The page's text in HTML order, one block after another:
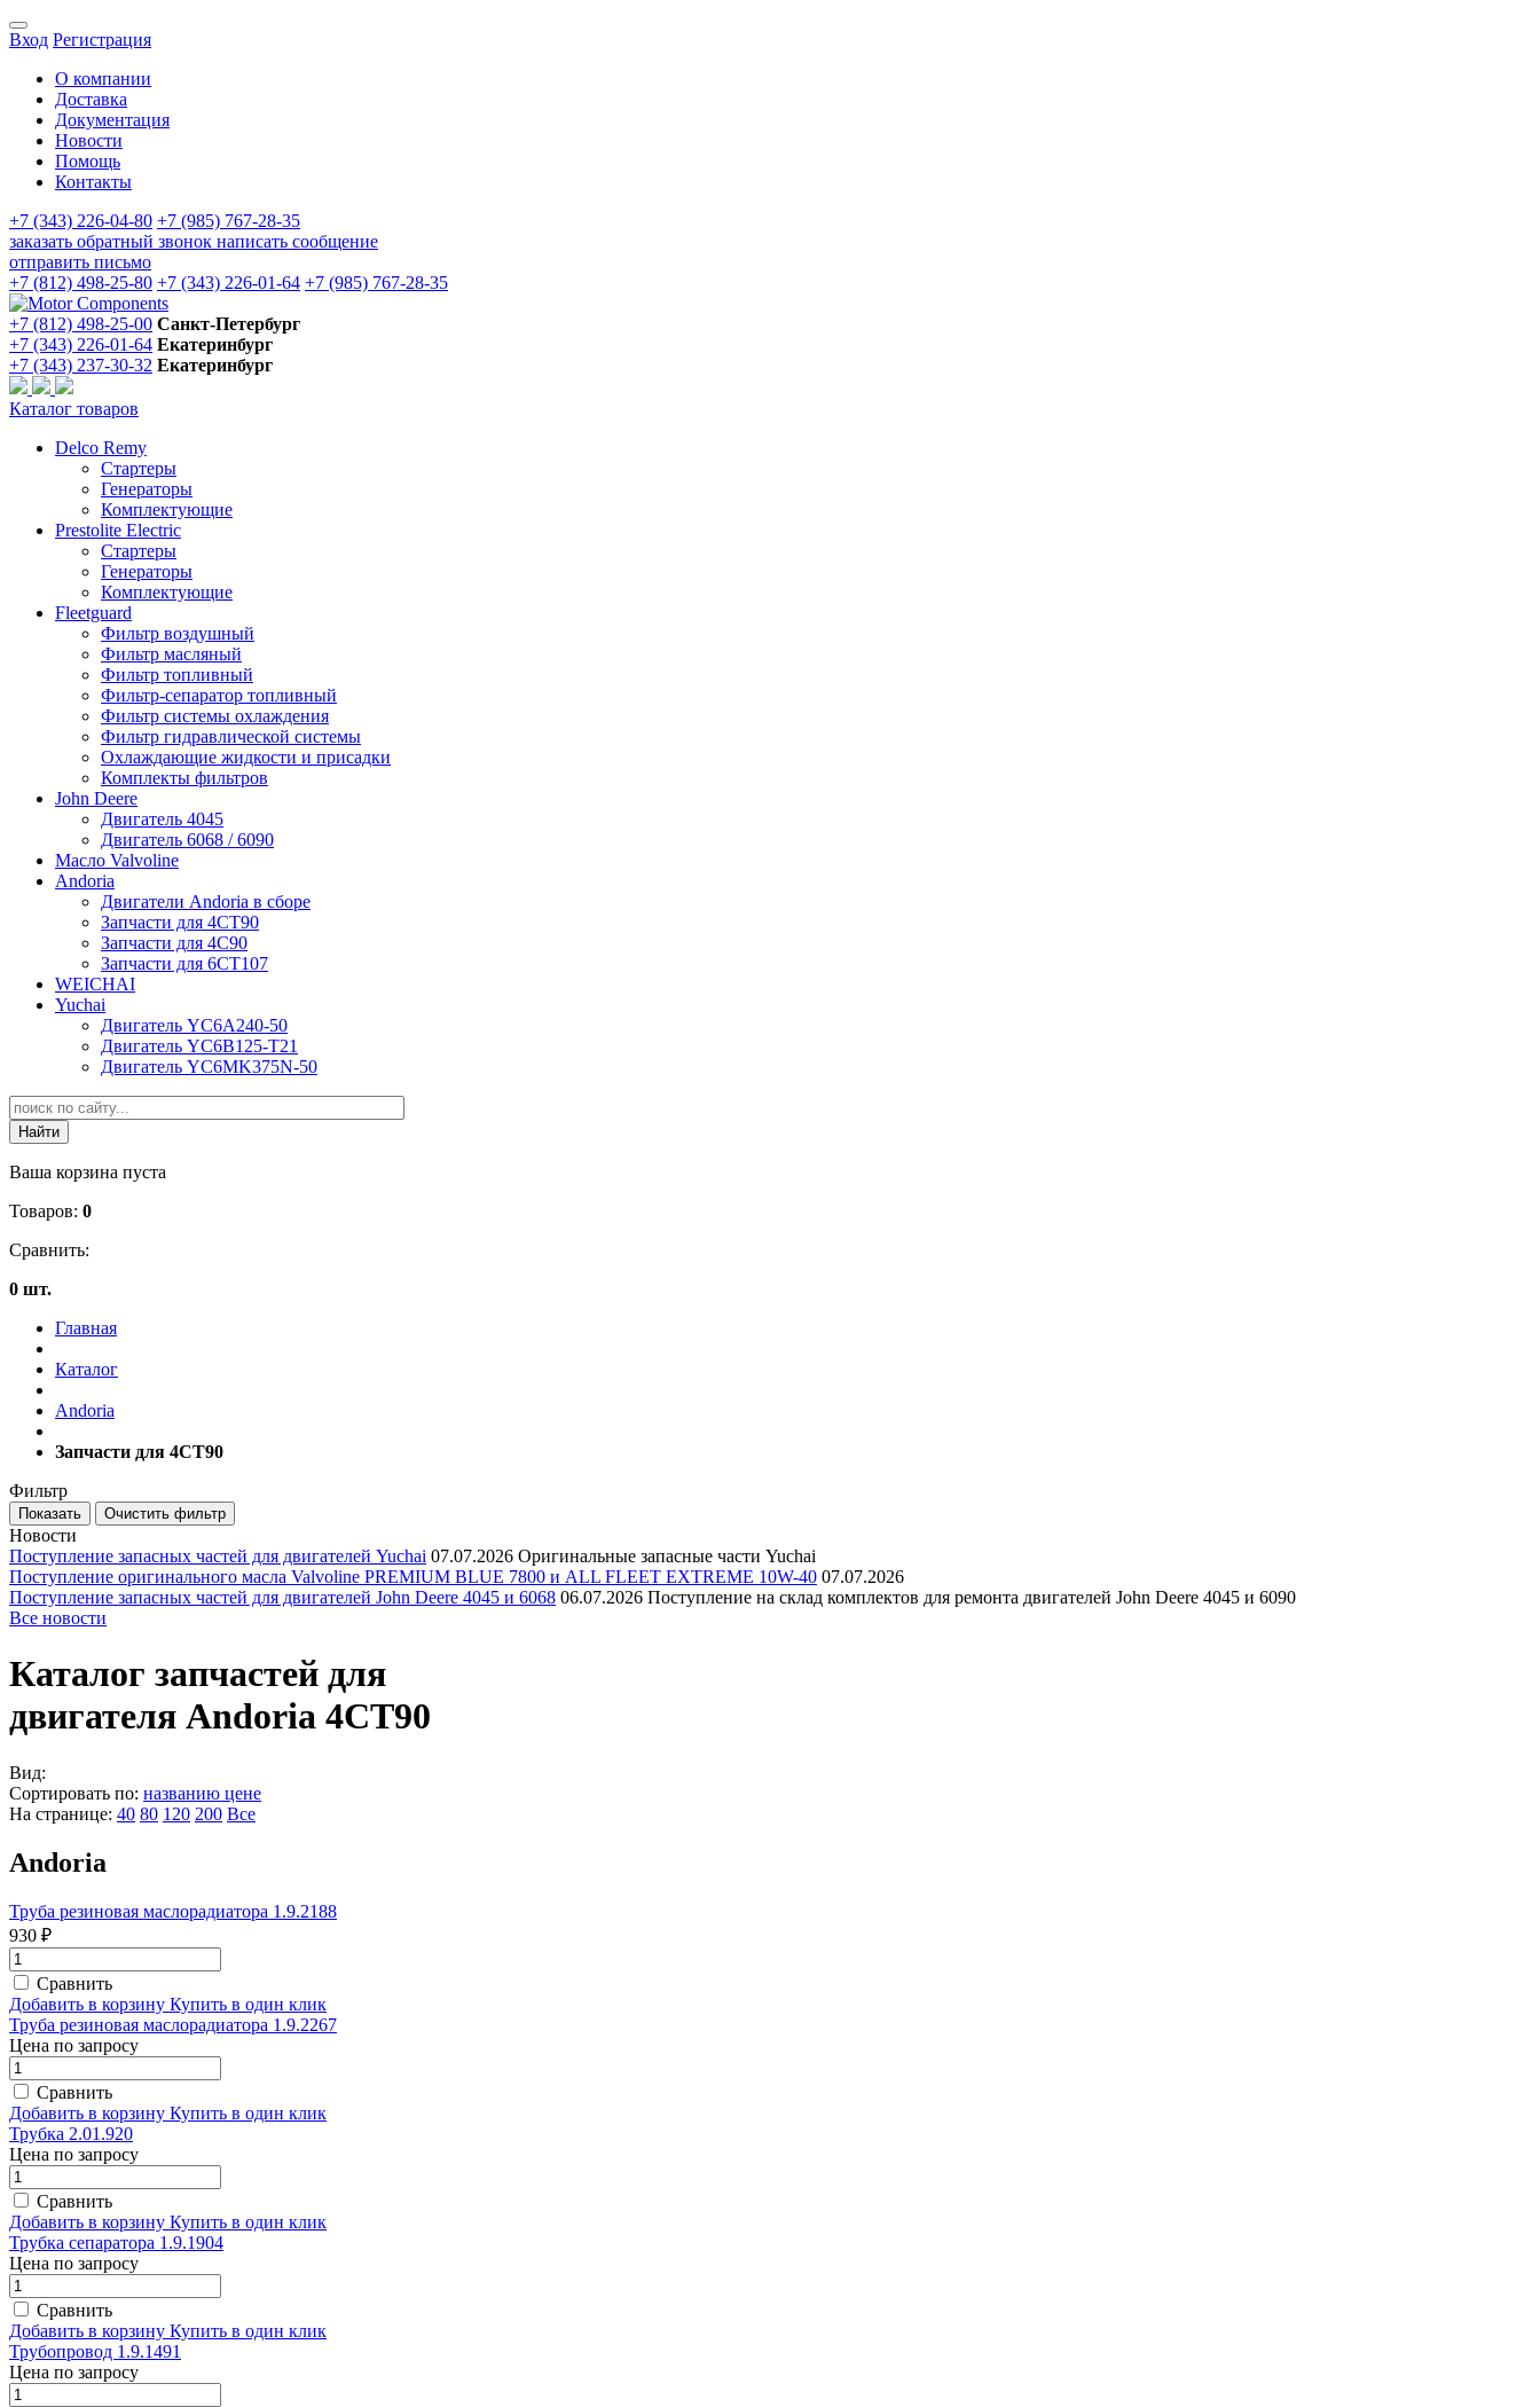
Вход Регистрация
О компании
Доставка
Документация
Новости
Помощь
Контакты
+7 (343) 226-04-80 +7 (985) 767-28-35
заказать обратный звонок написать сообщение
отправить письмо
+7 (812) 498-25-80 +7 (343) 226-01-64 +7 (985) 767-28-35
+7 (812) 498-25-00 Санкт-Петербург
+7 (343) 226-01-64 Екатеринбург
+7 (343) 237-30-32 Екатеринбург
Каталог товаров
Delco Remy
Стартеры
Генераторы
Комплектующие
Prestolite Electric
Стартеры
Генераторы
Комплектующие
Fleetguard
Фильтр воздушный
Фильтр масляный
Фильтр топливный
Фильтр-сепаратор топливный
Фильтр системы охлаждения
Фильтр гидравлической системы
Охлаждающие жидкости и присадки
Комплекты фильтров
John Deere
Двигатель 4045
Двигатель 6068 / 6090
Масло Valvoline
Andoria
Двигатели Andoria в сборе
Запчасти для 4CT90
Запчасти для 4С90
Запчасти для 6CT107
WEICHAI
Yuchai
Двигатель YC6A240-50
Двигатель YC6B125-T21
Двигатель YC6MK375N-50
Ваша корзина пуста
Товаров: 0
Сравнить:
0 шт.
Главная
Каталог
Andoria
Запчасти для 4CT90
Фильтр
Новости
Поступление запасных частей для двигателей Yuchai 07.07.2026 Оригинальные запасные части Yuchai
Поступление оригинального масла Valvoline PREMIUM BLUE 7800 и ALL FLEET EXTREME 10W-40 07.07.2026
Поступление запасных частей для двигателей John Deere 4045 и 6068 06.07.2026 Поступление на склад комплектов для ремонта двигателей John Deere 4045 и 6090
Все новости
Каталог запчастей для
двигателя Andoria 4CT90
Вид:
Сортировать по: названию цене
На странице: 40 80 120 200 Все
Andoria
Труба резиновая маслорадиатора 1.9.2188
930 ₽
Сравнить
Добавить в корзину Купить в один клик
Труба резиновая маслорадиатора 1.9.2267
Цена по запросу
Сравнить
Добавить в корзину Купить в один клик
Трубка 2.01.920
Цена по запросу
Сравнить
Добавить в корзину Купить в один клик
Трубка сепаратора 1.9.1904
Цена по запросу
Сравнить
Добавить в корзину Купить в один клик
Трубопровод 1.9.1491
Цена по запросу